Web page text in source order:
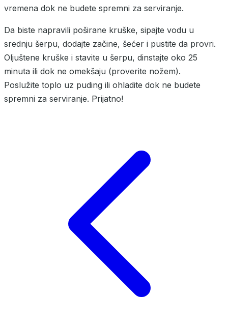
vremena dok ne budete spremni za serviranje.
Da biste napravili poširane kruške, sipajte vodu u
srednju šerpu, dodajte začine, šećer i pustite da provri.
Oljuštene kruške i stavite u šerpu, dinstajte oko 25
minuta ili dok ne omekšaju (proverite nožem).
Poslužite toplo uz puding ili ohladite dok ne budete
spremni za serviranje. Prijatno!